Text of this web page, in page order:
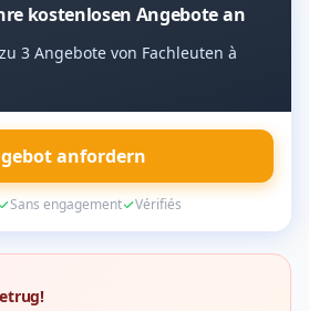
kostenlosen Angebote an
3 Angebote von Fachleuten à
anfordern
Sans engagement Vérifiés